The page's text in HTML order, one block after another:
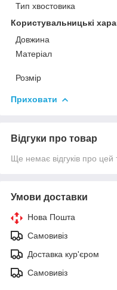
Тип хвостовика
Користувальницькі
Довжина
Матеріал
Розмір
Приховати
Відгуки про товар
Ще немає відгуків про цей
Умови доставки
Нова Пошта
Самовивіз
Доставка кур'єром
Самовивіз